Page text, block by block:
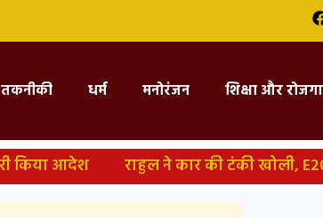
तकनीकी धर्म मनोरंजन शिक्षा और
राहुल ने कार की टंकी खोली, E20-पेट्रोल पर